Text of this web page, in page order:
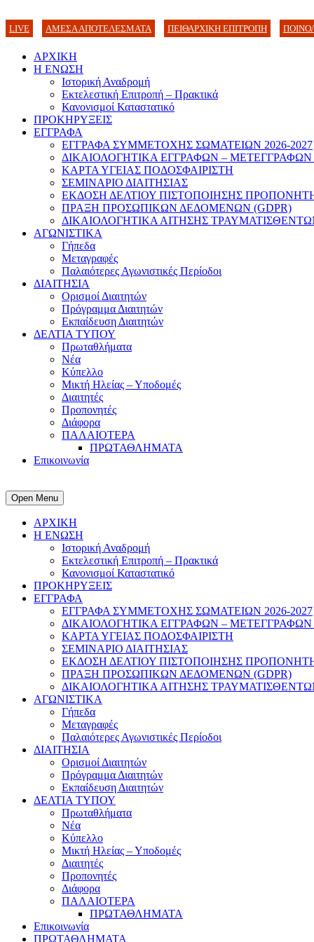
LIVE ΑΜΕΣΑ ΑΠΟΤΕΛΕΣΜΑΤΑ ΠΕΙΘΑΡΧΙΚΗ ΕΠΙΤΡΟΠΗ
ΑΡΧΙΚΗ
Η ΕΝΩΣΗ
Ιστορική Αναδρομή
Εκτελεστική Επιτροπή – Πρακτικά
Κανονισμοί Καταστατικό
ΠΡΟΚΗΡΥΞΕΙΣ
ΕΓΓΡΑΦΑ
ΕΓΓΡΑΦΑ ΣΥΜΜΕΤΟΧΗΣ ΣΩΜΑΤΕΙΩΝ 2026-2027
ΔΙΚΑΙΟΛΟΓΗΤΙΚΑ ΕΓΓΡΑΦΩΝ –
ΚΑΡΤΑ ΥΓΕΙΑΣ ΠΟΔΟΣΦΑΙΡΙΣΤΗ
ΣΕΜΙΝΑΡΙΟ ΔΙΑΙΤΗΣΙΑΣ
ΕΚΔΟΣΗ ΔΕΛΤΙΟΥ ΠΙΣΤΟΠΟΙΗΣΗΣ
ΠΡΑΞΗ ΠΡΟΣΩΠΙΚΩΝ ΔΕΔΟΜΕΝΩΝ (GDPR)
ΔΙΚΑΙΟΛΟΓΗΤΙΚΑ ΑΙΤΗΣΗΣ
ΑΓΩΝΙΣΤΙΚΑ
Γήπεδα
Μεταγραφές
Παλαιότερες Αγωνιστικές Περίοδοι
ΔΙΑΙΤΗΣΙΑ
Ορισμοί Διαιτητών
Πρόγραμμα Διαιτητών
Εκπαίδευση Διαιτητών
ΔΕΛΤΙΑ ΤΥΠΟΥ
Πρωταθλήματα
Νέα
Κύπελλο
Μικτή Ηλείας – Υποδομές
Διαιτητές
Προπονητές
Διάφορα
ΠΑΛΑΙΟΤΕΡΑ
ΠΡΩΤΑΘΛΗΜΑΤΑ
Επικοινωνία
Open Menu
ΑΡΧΙΚΗ
Η ΕΝΩΣΗ
Ιστορική Αναδρομή
Εκτελεστική Επιτροπή – Πρακτικά
Κανονισμοί Καταστατικό
ΠΡΟΚΗΡΥΞΕΙΣ
ΕΓΓΡΑΦΑ
ΕΓΓΡΑΦΑ ΣΥΜΜΕΤΟΧΗΣ ΣΩΜΑΤΕΙΩΝ 2026-2027
ΔΙΚΑΙΟΛΟΓΗΤΙΚΑ ΕΓΓΡΑΦΩΝ –
ΚΑΡΤΑ ΥΓΕΙΑΣ ΠΟΔΟΣΦΑΙΡΙΣΤΗ
ΣΕΜΙΝΑΡΙΟ ΔΙΑΙΤΗΣΙΑΣ
ΕΚΔΟΣΗ ΔΕΛΤΙΟΥ ΠΙΣΤΟΠΟΙΗΣΗΣ
ΠΡΑΞΗ ΠΡΟΣΩΠΙΚΩΝ ΔΕΔΟΜΕΝΩΝ (GDPR)
ΔΙΚΑΙΟΛΟΓΗΤΙΚΑ ΑΙΤΗΣΗΣ
ΑΓΩΝΙΣΤΙΚΑ
Γήπεδα
Μεταγραφές
Παλαιότερες Αγωνιστικές Περίοδοι
ΔΙΑΙΤΗΣΙΑ
Ορισμοί Διαιτητών
Πρόγραμμα Διαιτητών
Εκπαίδευση Διαιτητών
ΔΕΛΤΙΑ ΤΥΠΟΥ
Πρωταθλήματα
Νέα
Κύπελλο
Μικτή Ηλείας – Υποδομές
Διαιτητές
Προπονητές
Διάφορα
ΠΑΛΑΙΟΤΕΡΑ
ΠΡΩΤΑΘΛΗΜΑΤΑ
Επικοινωνία
ΠΡΩΤΑΘΛΗΜΑΤΑ